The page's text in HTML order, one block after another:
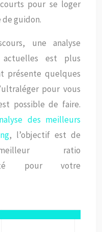
pour se loger
de guidon.
une analyse
actuelles est plus
présente quelques
pour vous
possible de faire.
des meilleurs
, l’objectif est de
ratio
pour votre